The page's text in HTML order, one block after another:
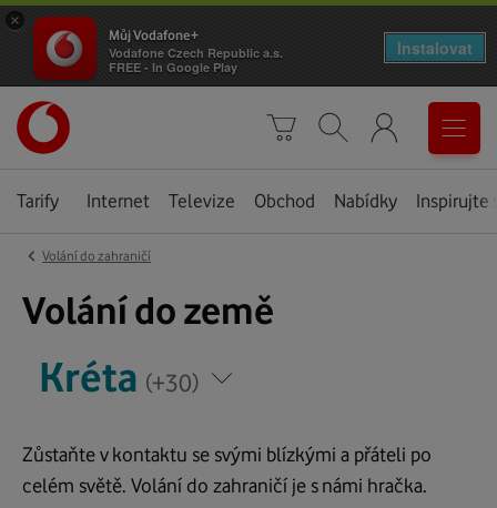
stránka
Košík Vyhledávání Menu
Tarify Internet Televize Obchod Nabídky Inspirujte
‹ Volání do zahraničí
Volání do země
Napište
zemi,
voláte
Kréta (+30)
Napište
voláte
Zůstaňte v kontaktu se svými blízkými a přáteli po
celém světě. Volání do zahraničí je s námi hračka.
×
Můj Vodafone+
Vodafone Czech Republic a.s.
FREE - In Google Play
Instalovat